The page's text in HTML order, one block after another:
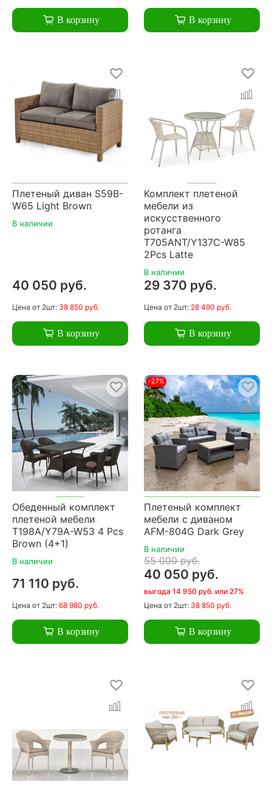
В корзину В корзину
Плетеный диван S59B-
W65 Light Brown
В наличии
40 050 руб.
Цена от 2шт: 38 850 руб.
В корзину
Комплект плетеной
мебели из
искусственного
ротанга
T705ANT/Y137C-W85
2Pcs Latte
В наличии
29 370 руб.
Цена от 2шт: 28 490 руб.
В корзину
Обеденный комплект
плетеной мебели
T198A/Y79A-W53 4 Pcs
Brown (4+1)
В наличии
71 110 руб.
Цена от 2шт: 68 980 руб.
В корзину
-27%
Плетеный комплект
мебели с диваном
AFM-804G Dark Grey
В наличии
55 000 руб.
40 050 руб.
выгода 14 950 руб. или 27%
Цена от 2шт: 38 850 руб.
В корзину